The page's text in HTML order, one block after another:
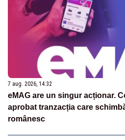
7 aug. 2026, 14:32
eMAG are un singur acționar.
aprobat tranzacția care
românesc